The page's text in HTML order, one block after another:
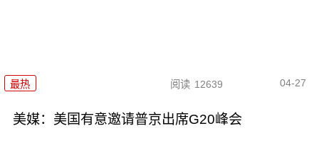
最热 阅读 12639 04-27
美媒：美国有意邀请普京出席G20峰会